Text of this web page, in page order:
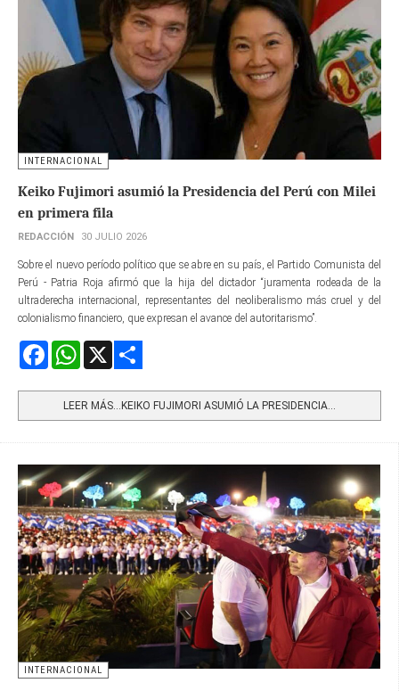
INTERNACIONAL
Keiko Fujimori asumió la Presidencia del Perú con Milei
en primera fila
REDACCIÓN 30 JULIO 2026
Sobre el nuevo período político que se abre en su país, el Partido Comunista del
Perú - Patria Roja afirmó que la hija del dictador “juramenta rodeada de la
ultraderecha internacional, representantes del neoliberalismo más cruel y del
colonialismo financiero, que expresan el avance del autoritarismo”.
FacebookWhatsApp
LEER MÁS…KEIKO FUJIMORI ASUMIÓ LA PRESIDENCIA...
INTERNACIONAL